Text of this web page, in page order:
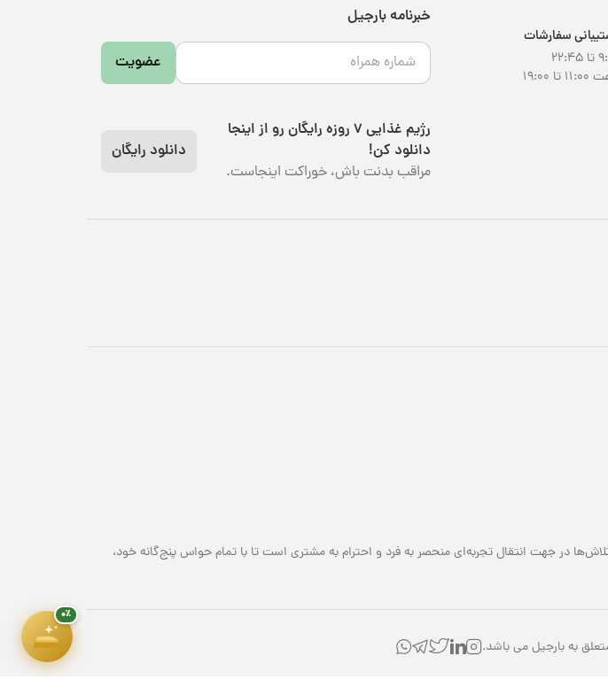
سفارشات
خبرنامه بارجیل
عضویت
رژیم غذایی 7 روزه رایگان رو از اینجا
دانلود کن!
مراقب بدنت باش، خوراکت اینجاست.
دانلود رایگان
در جهت انتقال تجربه‌ای منحصر به فرد و احترام به مشتری است تا با تمام حواس پنج‌گانه خود،
به بارجیل می باشد.
۰٪